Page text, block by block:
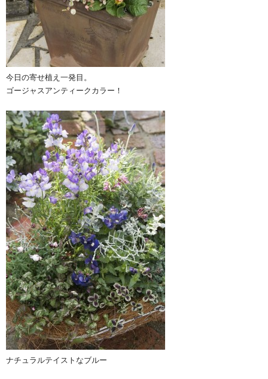
今日の寄せ植え一発目。
ゴージャスアンティークカラー！
ナチュラルテイストなブルー